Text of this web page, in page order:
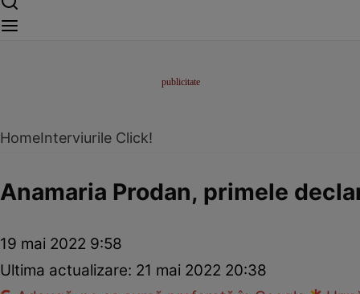
HomeInterviurile Click!
Anamaria Prodan, primele
19 mai 2022 9:58
Ultima actualizare: 21 mai 2022 20:38